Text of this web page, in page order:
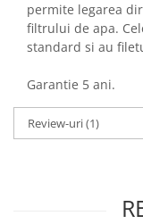
permite legarea
filtrului de apa.
standard si au
Garantie 5 ani.
Review-uri(1)